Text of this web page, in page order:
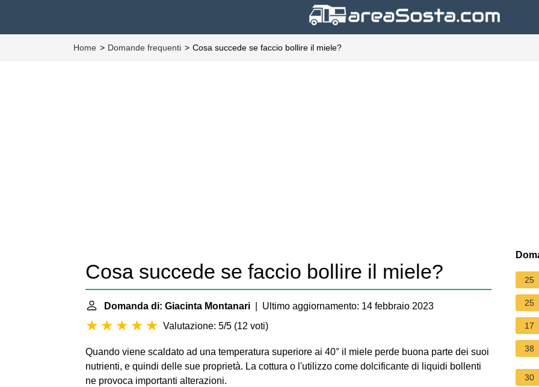
Home Domande frequenti Cosa succede se faccio bollire il miele?
Cosa succede se faccio bollire il miele?
Domanda di: Giacinta Montanari | Ultimo aggiornamento: 14 febbraio 2023
Valutazione: 5/5 (12 voti)
Quando viene scaldato ad una temperatura superiore ai 40° il miele perde buona parte dei suoi
nutrienti, e quindi delle sue proprietà. La cottura o l'utilizzo come dolcificante di liquidi bollenti
ne provoca importanti alterazioni.
25
25
17
38
30